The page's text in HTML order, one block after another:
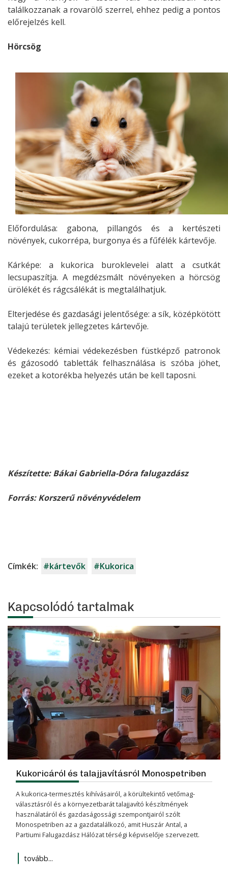
találkozzanak a rovarölő szerrel, ehhez pedig a pontos
előrejelzés kell.
Hörcsög
Előfordulása: gabona, pillangós és a kertészeti
növények, cukorrépa, burgonya és a fűfélék kártevője.
Kárképe: a kukorica buroklevelei alatt a csutkát
lecsupaszítja. A megdézsmált növényeken a hörcsög
ürölékét és rágcsálékát is megtalálhatjuk.
Elterjedése és gazdasági jelentősége: a sík, középkötött
talajú területek jellegzetes kártevője.
Védekezés: kémiai védekezésben füstképző patronok
és gázosodó tabletták felhasználása is szóba jöhet,
ezeket a kotorékba helyezés után be kell taposni.
Készítette: Bákai Gabriella-Dóra falugazdász
Forrás: Korszerű növényvédelem
Címkék: #kártevők #Kukorica
Kapcsolódó tartalmak
Kukoricáról és talajjavításról Monospetriben
A kukorica-termesztés kihívásairól, a körültekintő vetőmag-
választásról és a környezetbarát talajjavító készítmények
használatáról és gazdaságossági szempontjairól szólt
Monospetriben az a gazdatalálkozó, amit Huszár Antal, a
Partiumi Falugazdász Hálózat térségi képviselője szervezett.
tovább...